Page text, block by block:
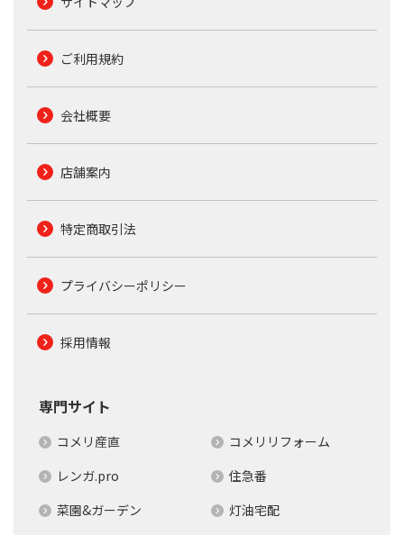
ご利用規約
会社概要
店舗案内
特定商取引法
プライバシーポリシー
採用情報
専門サイト
コメリ産直
コメリリフォーム
レンガ.pro
住急番
菜園&ガーデン
灯油宅配